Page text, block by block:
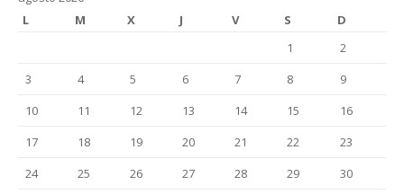
L
M X J V S
D
1
2
3
4 5 6 7 8
9
10
11 12 13 14 15
16
17
18 19 20 21 22
23
24
25 26 27 28 29
30